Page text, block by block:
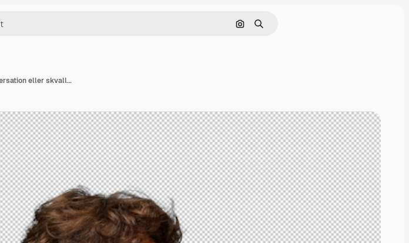
Sök efter bild
Söka
Ser glad ut och lyssnar och försöker höra en hemlig konversation eller skvaller avlyssning